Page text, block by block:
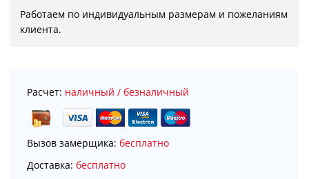
Работаем по индивидуальным размерам и пожеланиям
клиента.
Расчет: наличный / безналичный
Вызов замерщика: бесплатно
Доставка: бесплатно